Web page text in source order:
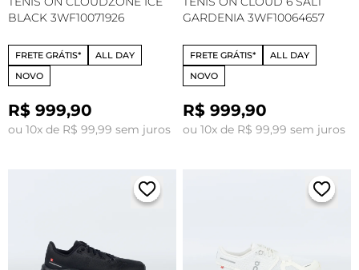
BLACK 3WF10071926
FRETE GRÁTIS*
ALL DAY
NOVO
R$ 999,90
ou 10x de R$ 99,99 sem juros
GARDENIA 3WF10064657
FRETE GRÁTIS*
ALL DAY
NOVO
R$ 999,90
ou 10x de R$ 99,99 sem juros